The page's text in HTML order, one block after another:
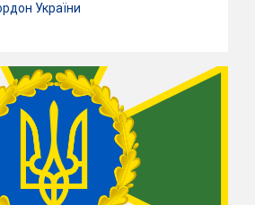
України